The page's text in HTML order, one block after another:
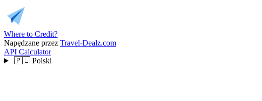
Where to Credit?
Napędzane przez Travel-Dealz.com
API Calculator
🇵🇱 Polski